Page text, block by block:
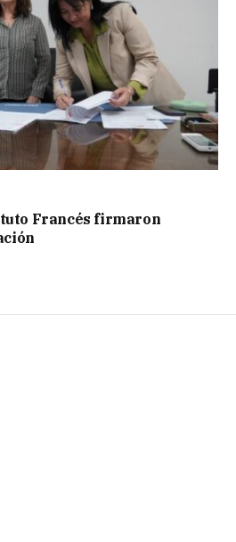
Francés firmaron